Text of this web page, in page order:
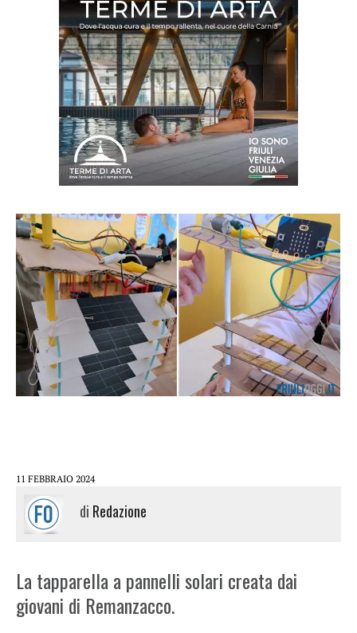
11 FEBBRAIO 2024
di Redazione
La tapparella a pannelli solari creata dai
giovani di Remanzacco.